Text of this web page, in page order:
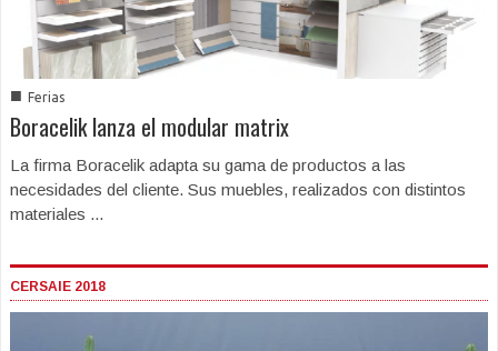
■ Ferias
Boracelik lanza el modular matrix
La firma Boracelik adapta su gama de productos a las
necesidades del cliente. Sus muebles, realizados con distintos
materiales ...
CERSAIE 2018